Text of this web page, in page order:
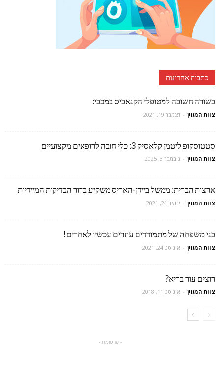
כתבות אחרונות
בשורה חשובה למטופלי הקנאביס במכבי:
צוות המגזין - דצמבר 19, 2021
סטטוסקופ ליטמן קלאסיק 3: כלי חובה לרופאים מקצועיים
צוות המגזין - נובמבר 3, 2025
ארצות הברית: ממשל ביידן-האריס משקיע בדור הבדיקות המיידיות
צוות המגזין - ינואר 24, 2021
בני משפחה של מתמודדים עוזרים עכשיו לאחרים!
צוות המגזין - אוגוסט 24, 2021
רוצים עור בריא?
צוות המגזין - אוגוסט 11, 2018
- פרסומת -